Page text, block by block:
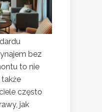
bez
to nie
często
jak